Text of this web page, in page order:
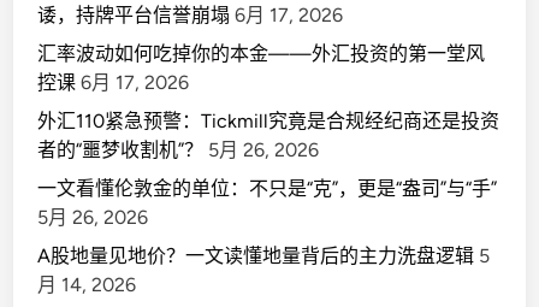
诿，持牌平台信誉崩塌 6月 17, 2026
汇率波动如何吃掉你的本金——外汇投资的第一堂风
控课 6月 17, 2026
外汇110紧急预警：Tickmill究竟是合规经纪商还是投资
者的“噩梦收割机”？
5月 26, 2026
一文看懂伦敦金的单位：不只是“克”，更是“盎司”与“手”
5月 26, 2026
A股地量见地价？一文读懂地量背后的主力洗盘逻辑 5
月 14, 2026